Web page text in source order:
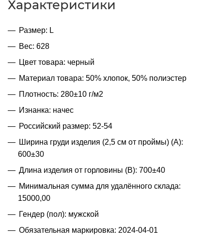
Характеристики
Размер: L
Вес: 628
Цвет товара: черный
Материал товара: 50% хлопок, 50% полиэстер
Плотность: 280±10 г/м2
Изнанка: начес
Российский размер: 52-54
Ширина груди изделия (2,5 см от проймы) (A):
600±30
Длина изделия от горловины (B): 700±40
Минимальная сумма для удалённого склада:
15000,00
Гендер (пол): мужской
Обязательная маркировка: 2024-04-01